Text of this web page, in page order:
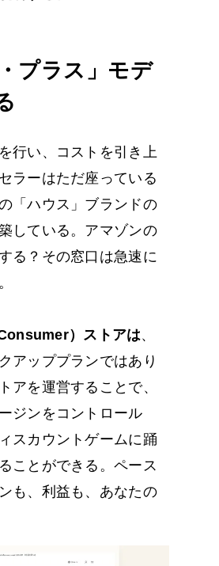
プラス」モデ
行い、コストを引き上
ラーはただ座っている
「ハウス」ブランドの
している。アマゾンの
る？その窓口は急速に
）ストアは、
アッププランではあり
アを運営することで、
ジンをコントロール
スカウントゲームに踊
ことができる。ペース
も、利益も、あなたの